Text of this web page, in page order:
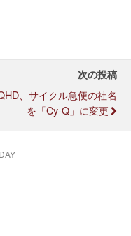
次の投稿
、サイクル急便の社名
を「Cy-Q」に変更